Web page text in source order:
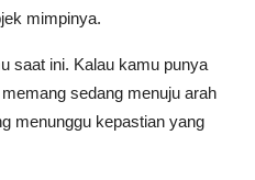
mimpinya.
saat ini. Kalau kamu punya
sedang menuju arah
menunggu kepastian yang